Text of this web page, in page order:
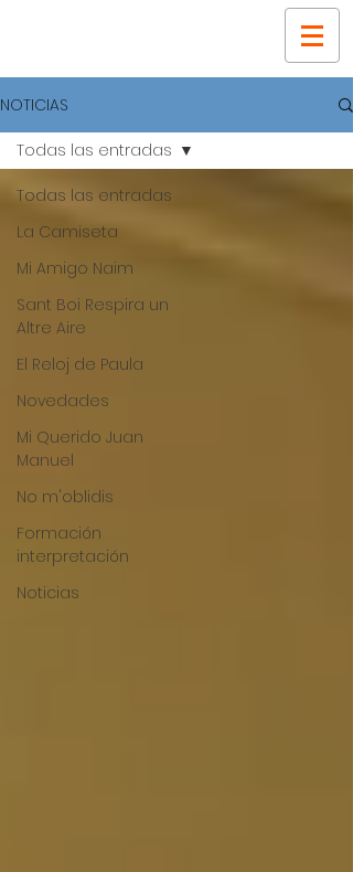
NOTICIAS
Todas las entradas
La Camiseta
Mi Amigo Naim
Sant Boi Respira un
Altre Aire
El Reloj de Paula
Novedades
Mi Querido Juan
Manuel
No m'oblidis
Formación
interpretación
Noticias
Todas las entradas